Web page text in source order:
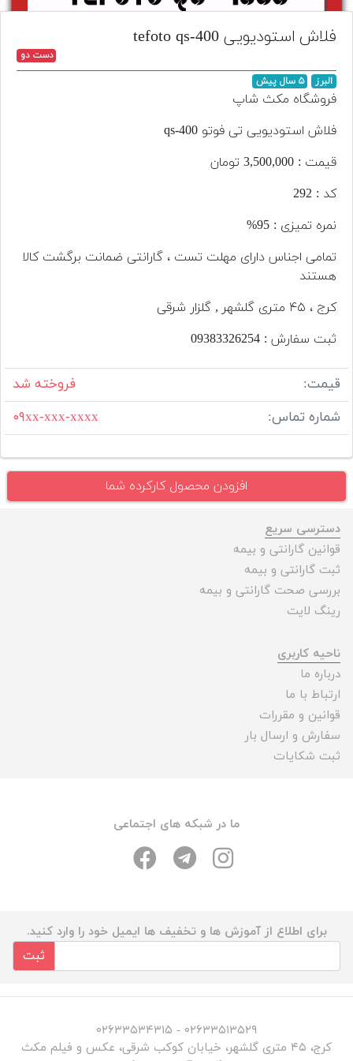
تجهیزات
مکث
افزودن
دست
قیمت
فلاش استودیویی tefoto qs-400
دست دو
البرز ۵ سال پیش
فروشگاه مکث شاپ
فلاش استودیویی تی فوتو qs-400
قیمت : 3,500,000 تومان
کد : 292
نمره تمیزی : 95%
تمامی اجناس دارای مهلت تست ، گارانتی ضمانت برگشت کالا
هستند
کرج ، ۴۵ متری گلشهر , گلزار شرقی
ثبت سفارش : 093‌833‌262‌54
قیمت:
فروخته شد
شماره تماس:
۰۹xx-xxx-xxxx
افزودن محصول کارکرده شما
دسترسی سریع
قوانین گارانتی و بیمه
ثبت گارانتی و بیمه
بررسی صحت گارانتی و بیمه
رینگ لایت
ناحیه کاربری
درباره ما
ارتباط با ما
قوانین و مقررات
سفارش و ارسال بار
ثبت شکایات
ما در شبکه های اجتماعی
برای اطلاع از آموزش ها و تخفیف ها ایمیل خود را وارد کنید.
ثبت
۰۲۶۳۳۵۱۳۵۲۹ - ۰۲۶۳۳۵۳۴۳۱۵
کرج، ۴۵ متری گلشهر، خیابان کوکب شرقی، عکس و فیلم مکث